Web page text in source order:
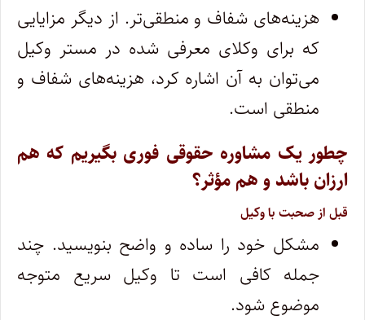
هزینه‌های شفاف و منطقی‌تر. از دیگر مزایایی
که برای وکلای معرفی شده در مستر وکیل
می‌توان به آن اشاره کرد، هزینه‌های شفاف و
منطقی است.
چطور یک مشاوره حقوقی فوری بگیریم که هم
ارزان باشد و هم مؤثر؟
قبل از صحبت با وکیل
مشکل خود را ساده و واضح بنویسید. چند
جمله کافی است تا وکیل سریع متوجه
موضوع شود.